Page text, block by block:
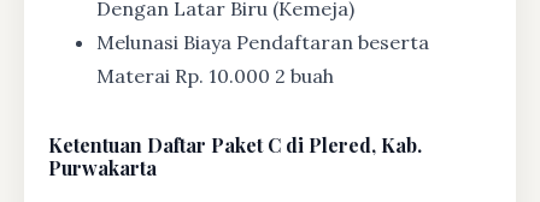
Dengan Latar Biru (Kemeja)
Melunasi Biaya Pendaftaran beserta
Materai Rp. 10.000 2 buah
Ketentuan Daftar Paket C di Plered, Kab.
Purwakarta